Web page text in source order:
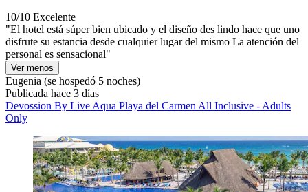
10/10 Excelente
"El hotel está súper bien ubicado y el diseño des lindo hace que uno
disfrute su estancia desde cualquier lugar del mismo La atención del
personal es sensacional"
Ver menos
Eugenia (se hospedó 5 noches)
Publicada hace 3 días
Devossion By Live Aqua Playa del Carmen All Inclusive - Adults
Only